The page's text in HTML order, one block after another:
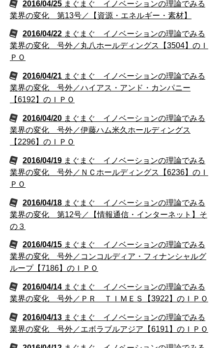
2016/04/25 まぐまぐ イノベーションの理論でみる
業界の変化 第13号／【資源・エネルギー・素材】
2016/04/22 まぐまぐ イノベーションの理論でみる
業界の変化 号外／丸八ホールディングス【3504】のＩ
ＰＯ
2016/04/21 まぐまぐ イノベーションの理論でみる
業界の変化 号外／ハイアス・アンド・カンパニー
【6192】のＩＰＯ
2016/04/20 まぐまぐ イノベーションの理論でみる
業界の変化 号外／伊藤ハム米久ホールディングス
【2296】のＩＰＯ
2016/04/19 まぐまぐ イノベーションの理論でみる
業界の変化 号外／ＮＣホールディングス【6236】のＩ
ＰＯ
2016/04/18 まぐまぐ イノベーションの理論でみる
業界の変化 第12号／【情報通信・インターネット】そ
の３
2016/04/15 まぐまぐ イノベーションの理論でみる
業界の変化 号外／コンコルディア・フィナンシャルグ
ループ【7186】のＩＰＯ
2016/04/14 まぐまぐ イノベーションの理論でみる
業界の変化 号外／ＰＲ ＴＩＭＥＳ【3922】のＩＰＯ
2016/04/13 まぐまぐ イノベーションの理論でみる
業界の変化 号外／エボラブルアジア【6191】のＩＰＯ